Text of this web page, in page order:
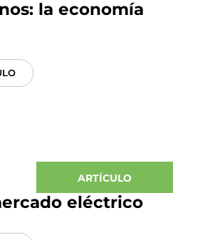
la economía
ARTÍCULO
eléctrico